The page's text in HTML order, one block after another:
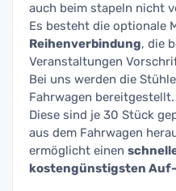
auch beim stapeln nicht
Es besteht die optionale
Reihenverbindung, die
Veranstaltungen
Bei uns werden die
Fahrwagen bereitgestellt.
Diese sind je 30 Stück
aus dem Fahrwagen
ermöglicht einen
kostengünstigsten Auf-